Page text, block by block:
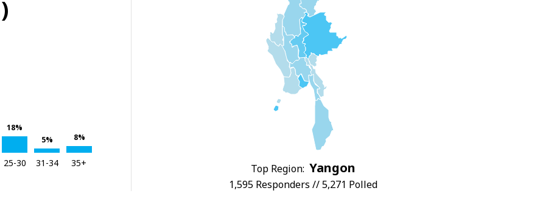
18%
5%
8%
25-30 31-34 35+ Top Region: Yangon
1,595 Responders // 5,271 Polled